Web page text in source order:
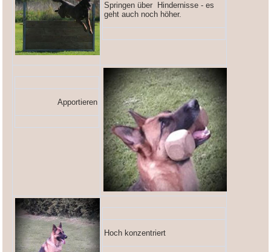
Springen über Hindernisse - es
geht auch noch höher.
Apportieren
Hoch konzentriert